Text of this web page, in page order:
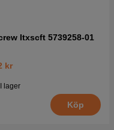
Itxscft 5739258-01
kr
I lager
Köp